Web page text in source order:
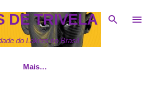
para o conteúdo principal
DE TRIVELA
do Lakers no Brasil
Mais…